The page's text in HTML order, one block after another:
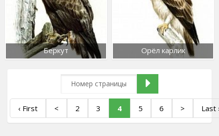
Беркут Орёл карлик
‹ First < 2 3 4 5 6 > Last